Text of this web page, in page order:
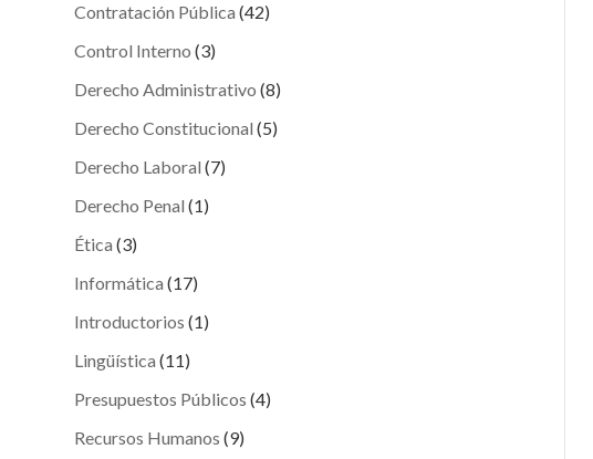
Contratación Pública (42)
Control Interno (3)
Derecho Administrativo (8)
Derecho Constitucional (5)
Derecho Laboral (7)
Derecho Penal (1)
Ética (3)
Informática (17)
Introductorios (1)
Lingüística (11)
Presupuestos Públicos (4)
Recursos Humanos (9)